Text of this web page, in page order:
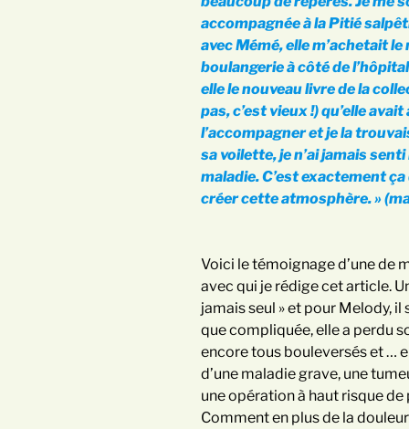
accompagnée à la Pitié
avec Mémé, elle m’achetait
boulangerie à côté de
elle le nouveau livre de la
pas, c’est vieux !) qu’elle
l’accompagner et je la
sa voilette, je n’ai jamais
maladie. C’est exactement
créer cette atmosphère. »
Voici le témoignage d’une de
avec qui je rédige cet article.
jamais seul » et pour Melody, il
que compliquée, elle a perdu
encore tous bouleversés et …
d’une maladie grave, une
une opération à haut risque de
Comment en plus de la